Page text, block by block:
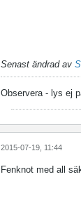
Senast ändrad av
Observera - lys ej
2015-07-19, 11:44
Fenknot med all